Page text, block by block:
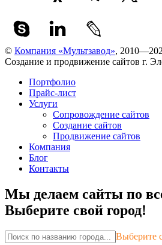
© Компания «Мультзавод»,
Создание и продвижение сайтов г.
Портфолио
Прайс-лист
Услуги
Сопровождение сайтов
Создание сайтов
Продвижение сайтов
Компания
Блог
Контакты
Мы делаем сайты по
Выберите свой город!
Выберите